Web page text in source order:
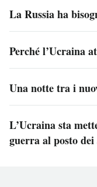
La Russia ha
Perché l’Ucraina
Una notte tra i
L’Ucraina sta
guerra al posto